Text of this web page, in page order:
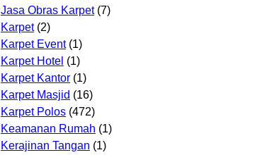
Jasa Obras Karpet(7)
Karpet(2)
Karpet Event(1)
Karpet Hotel (1)
Karpet Kantor (1)
Karpet Masjid (16)
Karpet Polos (472)
Keamanan Rumah (1)
Kerajinan Tangan (1)